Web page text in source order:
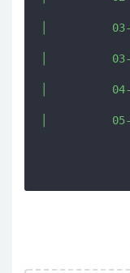
│          03-
│          03-
│          04-
│          05-